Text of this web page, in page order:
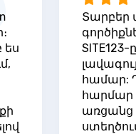
ես
Տարբեր
համար:
հարմար
առցանց